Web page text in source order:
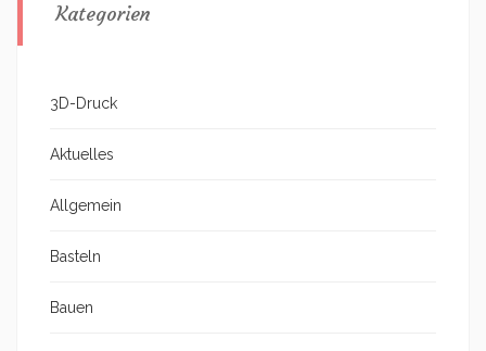
Kategorien
3D-Druck
Aktuelles
Allgemein
Basteln
Bauen